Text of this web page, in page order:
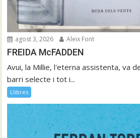
agost 3, 2026 Aleix Font
FREIDA McFADDEN
Avui, la Millie, l'eterna assistenta, va
barri selecte i tot i...
Llibres